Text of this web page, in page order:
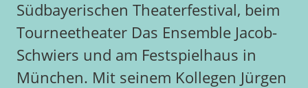
Südbayerischen Theaterfestival, beim
Tourneetheater Das Ensemble Jacob-
Schwiers und am Festspielhaus in
München. Mit seinem Kollegen Jürgen